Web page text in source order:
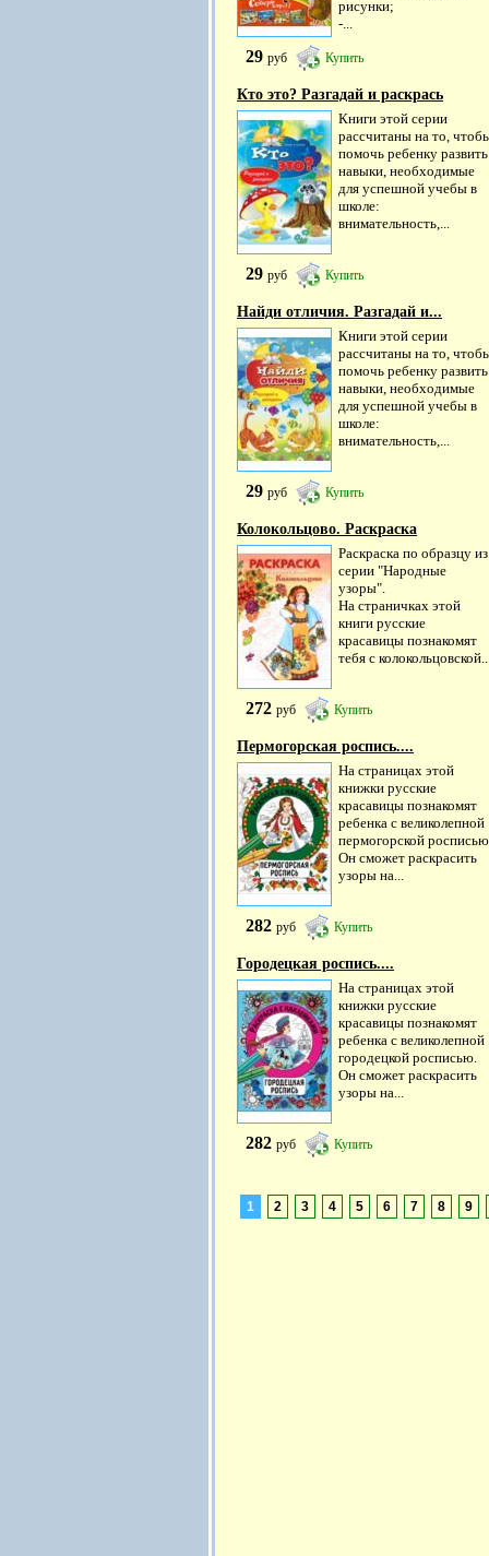
рисунки;
-...
29 руб Купить
Кто это? Разгадай и раскрась
Книги этой серии
рассчитаны на то,
помочь ребенку развить
навыки, необходимые
для успешной учебы в
школе:
внимательность,...
29 руб Купить
Найди отличия. Разгадай и...
Книги этой серии
рассчитаны на то,
помочь ребенку развить
навыки, необходимые
для успешной учебы в
школе:
внимательность,...
29 руб Купить
Колокольцово. Раскраска
Раскраска по образцу из
серии "Народные
узоры".
На страничках этой
книги русские
красавицы познакомят
тебя с
272 руб Купить
Пермогорская роспись....
На страницах этой
книжки русские
красавицы познакомят
ребенка с великолепной
пермогорской
Он сможет раскрасить
узоры на...
282 руб Купить
Городецкая роспись....
На страницах этой
книжки русские
красавицы познакомят
ребенка с великолепной
городецкой росписью.
Он сможет раскрасить
узоры на...
282 руб Купить
1 2 3 4 5 6 7 8 9